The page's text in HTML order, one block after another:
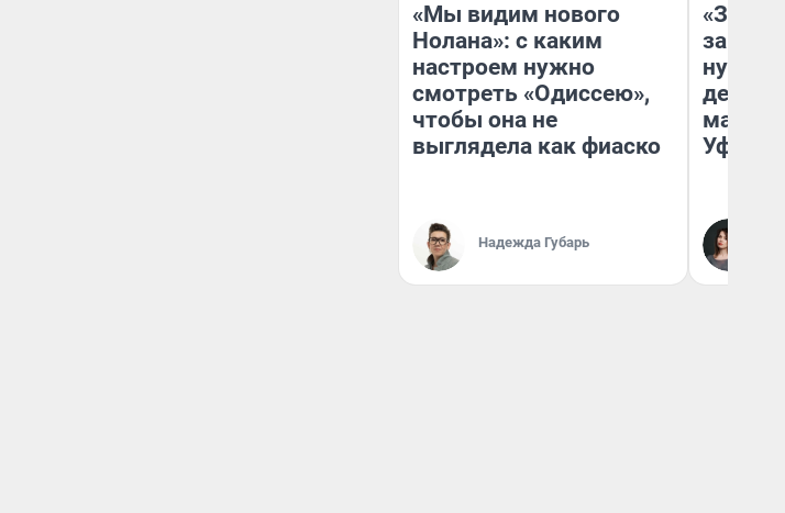
«Мы видим нового
Нолана»: с каким
настроем нужно
смотреть «Одиссею»,
чтобы она не
выглядела как фиаско
Надежда Губарь
дела с
Уфа